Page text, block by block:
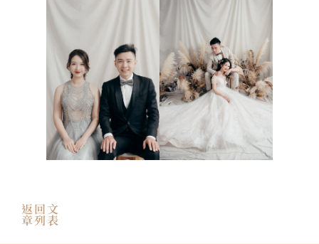
返回文
章列表